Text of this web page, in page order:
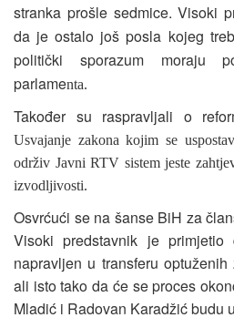
stranka prošle sedmice. Visoki
da je ostalo još posla kojeg
politički sporazum moraju
parlamenta.
Također su raspravljali o
Usvajanje zakona kojim se
održiv Javni RTV sistem jeste
izvodljivosti.
Osvrćući se na šanse BiH za
Visoki predstavnik je
napravljen u transferu
ali isto tako da će se proces
Mladić i Radovan Karadžić budu